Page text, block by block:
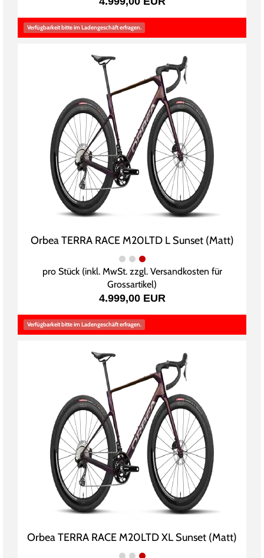
Verfügbarkeit bitte im Ladengeschäft erfragen.
Orbea TERRA RACE M20LTD L Sunset (Matt)
pro Stück (inkl. MwSt. zzgl. Versandkosten für
Grossartikel)
4.999,00 EUR
Verfügbarkeit bitte im Ladengeschäft erfragen.
Orbea TERRA RACE M20LTD XL Sunset (Matt)